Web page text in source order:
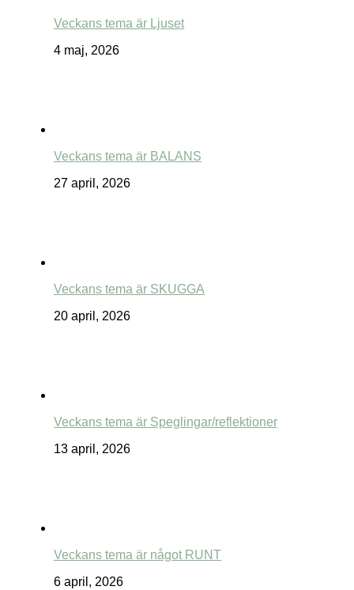
Veckans tema är Ljuset
4 maj, 2026
Veckans tema är BALANS
27 april, 2026
Veckans tema är SKUGGA
20 april, 2026
Veckans tema är Speglingar/reflektioner
13 april, 2026
Veckans tema är något RUNT
6 april, 2026